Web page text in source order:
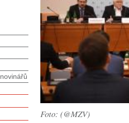
Foto: (@MZV)